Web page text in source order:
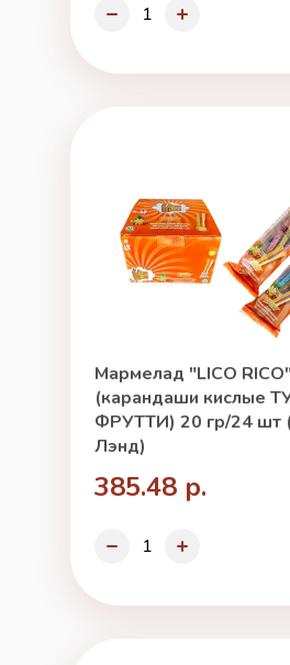
Мармелад "LICO
(карандаши кислые
ФРУТТИ) 20 гр/24 шт
Лэнд)
385.48 р.